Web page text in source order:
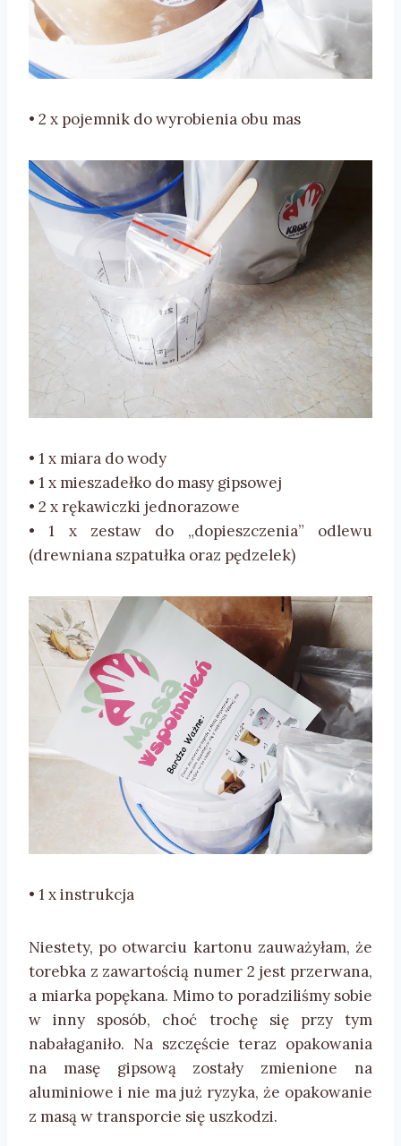
• 2 x pojemnik do wyrobienia obu mas
• 1 x miara do wody
• 1 x mieszadełko do masy gipsowej
• 2 x rękawiczki jednorazowe
• 1 x zestaw do „dopieszczenia” odlewu
(drewniana szpatułka oraz pędzelek)
• 1 x instrukcja
Niestety, po otwarciu kartonu zauważyłam, że
torebka z zawartością numer 2 jest przerwana,
a miarka popękana. Mimo to poradziliśmy sobie
w inny sposób, choć trochę się przy tym
nabałaganiło. Na szczęście teraz opakowania
na masę gipsową zostały zmienione na
aluminiowe i nie ma już ryzyka, że opakowanie
z masą w transporcie się uszkodzi.